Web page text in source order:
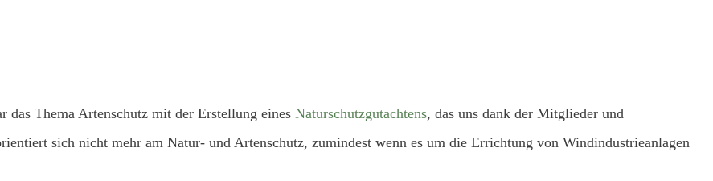
das Thema Artenschutz mit der Erstellung eines Naturschutzgutachtens, das uns dank der Mitglieder und
sich nicht mehr am Natur- und Artenschutz, zumindest wenn es um die Errichtung von Windindustrieanlagen